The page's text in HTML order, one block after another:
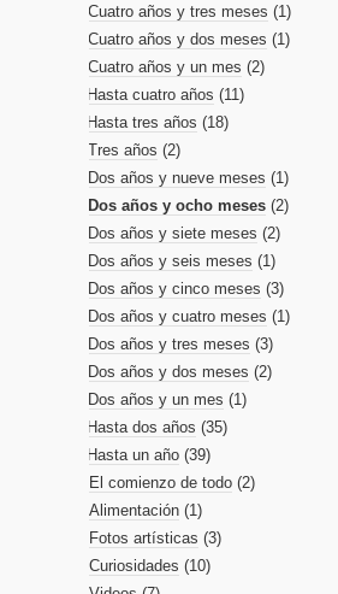
Cuatro años y tres meses (1)
Cuatro años y dos meses (1)
Cuatro años y un mes (2)
Hasta cuatro años (11)
Hasta tres años (18)
Tres años (2)
Dos años y nueve meses (1)
Dos años y ocho meses(2)
Dos años y siete meses (2)
Dos años y seis meses (1)
Dos años y cinco meses (3)
Dos años y cuatro meses (1)
Dos años y tres meses (3)
Dos años y dos meses (2)
Dos años y un mes (1)
Hasta dos años (35)
Hasta un año (39)
El comienzo de todo (2)
Alimentación (1)
Fotos artísticas (3)
Curiosidades (10)